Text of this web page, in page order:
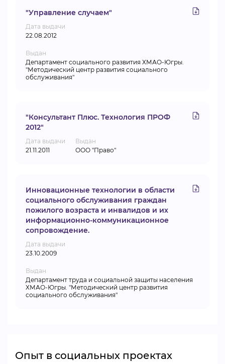
"Управление случаем"
Дата выдачи
22.08.2012
Выдан
Департамент социального развития ХМАО-Югры.
"Методический центр развития социального
обслуживания"
"Консультант Плюс. Технология ПРОФ
2012"
Дата выдачи
21.11.2011
Выдан
ООО "Право"
Инновационные технологии в области
социального обслуживания граждан
пожилого возраста и инвалидов и их
информационно-коммуникационное
сопровождение.
Дата выдачи
23.10.2009
Выдан
Департамент труда и социальной защиты населения
ХМАО-Югры. "Методический центр развития
социального обслуживания"
Опыт в социальных проектах